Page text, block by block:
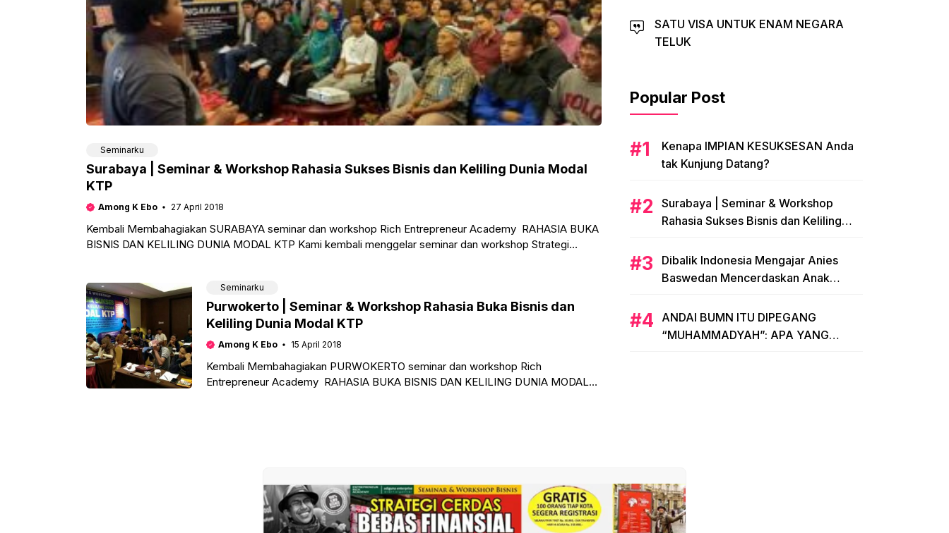
Seminarku
​Surabaya | Seminar & Workshop Rahasia Sukses Bisnis dan Keliling Dunia Modal
KTP
Among K Ebo 27 April 2018
Kembali Membahagiakan SURABAYA seminar dan workshop Rich Entrepreneur Academy RAHASIA BUKA
BISNIS DAN KELILING DUNIA MODAL KTP Kami kembali menggelar seminar dan workshop Strategi
Seminarku
Purwokerto | Seminar & Workshop Rahasia Buka Bisnis dan
Keliling Dunia Modal KTP
Among K Ebo 15 April 2018
Kembali Membahagiakan PURWOKERTO seminar dan workshop Rich
Entrepreneur Academy RAHASIA BUKA BISNIS DAN KELILING DUNIA MODAL
SATU VISA UNTUK ENAM NEGARA
TELUK
Popular Post
​Kenapa IMPIAN KESUKSESAN Anda
tak Kunjung Datang?
​Surabaya | Seminar & Workshop
Rahasia Sukses Bisnis dan Keliling
Dibalik Indonesia Mengajar Anies
Baswedan Mencerdaskan Anak
ANDAI BUMN ITU DIPEGANG
“MUHAMMADYAH”: APA YANG